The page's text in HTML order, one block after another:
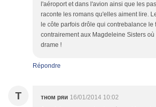
l'aéroport et dans l'avion ainsi que les
raconte les romans qu'elles aiment lire.
le côte parfois drôle qui contrebalance le
contrairement aux Magdeleine Sisters
drame !
Répondre
Т тном ряи 16/01/2014 10:02